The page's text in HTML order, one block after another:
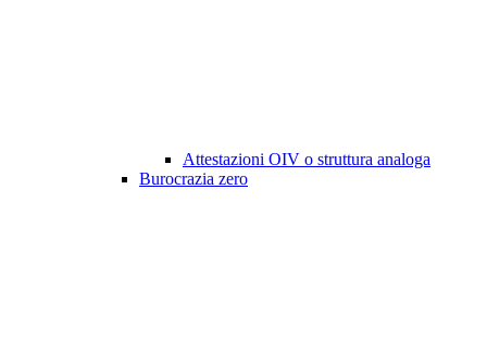
Attestazioni OIV o struttura analoga
Burocrazia zero